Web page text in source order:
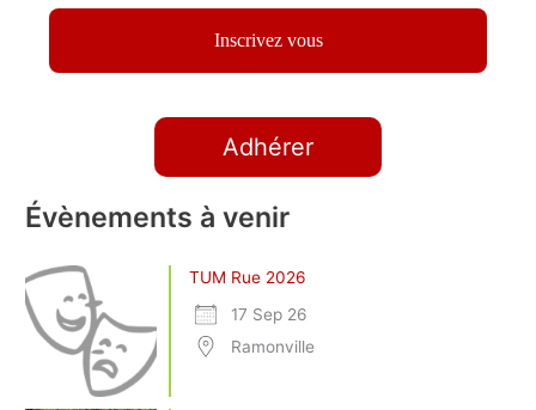
Adhérer
Évènements à venir
TUM Rue 2026
17 Sep 26
Ramonville